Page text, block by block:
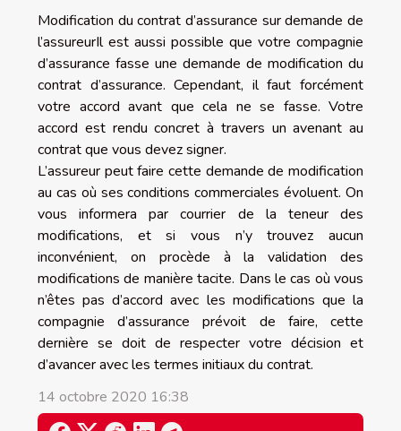
Modification du contrat d’assurance sur demande de
l’assureurIl est aussi possible que votre compagnie
d’assurance fasse une demande de modification du
contrat d’assurance. Cependant, il faut forcément
votre accord avant que cela ne se fasse. Votre
accord est rendu concret à travers un avenant au
contrat que vous devez signer.
L’assureur peut faire cette demande de modification
au cas où ses conditions commerciales évoluent. On
vous informera par courrier de la teneur des
modifications, et si vous n’y trouvez aucun
inconvénient, on procède à la validation des
modifications de manière tacite. Dans le cas où vous
n’êtes pas d’accord avec les modifications que la
compagnie d’assurance prévoit de faire, cette
dernière se doit de respecter votre décision et
d’avancer avec les termes initiaux du contrat.
14 octobre 2020 16:38